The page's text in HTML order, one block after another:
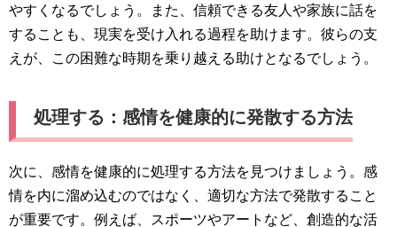
やすくなるでしょう。また、信頼できる友人や家族に話を
することも、現実を受け入れる過程を助けます。彼らの支
えが、この困難な時期を乗り越える助けとなるでしょう。
処理する：感情を健康的に発散する方法
次に、感情を健康的に処理する方法を見つけましょう。感
情を内に溜め込むのではなく、適切な方法で発散すること
が重要です。例えば、スポーツやアートなど、創造的な活